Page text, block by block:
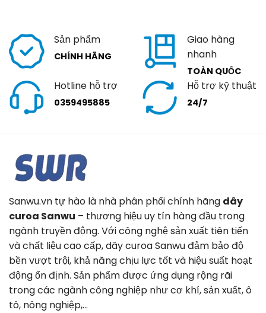
Sản phẩm
CHÍNH HÃNG
Giao hàng
nhanh
TOÀN QUỐC
Hotline hỗ trợ
0359495885
Hỗ trợ kỹ thuật
24/7
Sanwu.vn tự hào là nhà phân phối chính hãng dây
curoa Sanwu – thương hiệu uy tín hàng đầu trong
ngành truyền động. Với công nghệ sản xuất tiên tiến
và chất liệu cao cấp, dây curoa Sanwu đảm bảo độ
bền vượt trội, khả năng chịu lực tốt và hiệu suất hoạt
động ổn định. Sản phẩm được ứng dụng rộng rãi
trong các ngành công nghiệp như cơ khí, sản xuất, ô
tô, nông nghiệp,…